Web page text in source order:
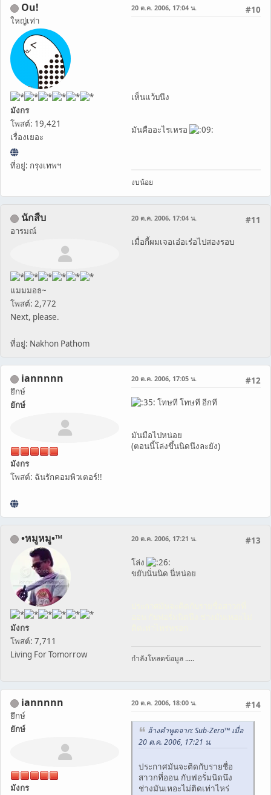
Ou!
ใหญ่เท่า
มังกร
โพสต์: 19,421
เรื่องเยอะ
ที่อยู่: กรุงเทพฯ
#10
20 ต.ค. 2006, 17:04 น.
เห็นแว้บนึง
มันคืออะไรเหรอ
งบน้อย
นักสืบ
อารมณ์
แมมมอธ~
โพสต์: 2,772
Next, please.
ที่อยู่: Nakhon Pathom
#11
20 ต.ค. 2006, 17:04 น.
เมื่อกี้ผมเจอเอ๋อเร๋อไปสองรอบ
iannnnn
ยึกษ์
ยักษ์
มังกร
โพสต์: ฉันรักคอมพิวเตอร์!!
#12
20 ต.ค. 2006, 17:05 น.
โทษที โทษที อีกที
มันมือไปหน่อย
(ตอนนี้โล่งขึ้นนิดนึงละยัง)
•หมูหมู•™
มังกร
โพสต์: 7,711
Living For Tomorrow
#13
20 ต.ค. 2006, 17:21 น.
โล่ง
ขยับนั่นนิด นี่หน่อย
กำลังโหลดข้อมูล .....
iannnnn
ยึกษ์
ยักษ์
มังกร
#14
20 ต.ค. 2006, 18:00 น.
อ้างคำพูดจาก: Sub-Zero™ เมื่อ
20 ต.ค. 2006, 17:21 น.
ประกาศมันจะติดกับรายชื่อ
สาวกที่ออน กับฟอรั่มนิดนึง
ช่างมันเหอะไม่ติดเท่าไหร่